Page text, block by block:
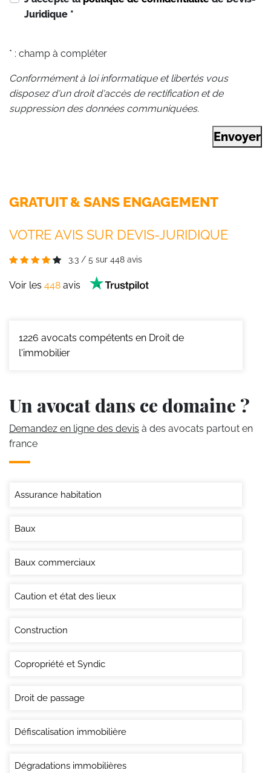
Juridique *
* : champ à compléter
Conformément à loi informatique et libertés vous
disposez d'un droit d'accès de rectification et de
suppression des données communiquées.
Envoyer
GRATUIT & SANS ENGAGEMENT
VOTRE AVIS SUR DEVIS-JURIDIQUE
3.3 / 5 sur 448 avis
Voir les 448 avis
1226 avocats compétents en Droit de
l'immobilier
Un avocat dans ce domaine ?
Demandez en ligne des devis à des avocats partout en
france
Assurance habitation
Baux
Baux commerciaux
Caution et état des lieux
Construction
Copropriété et Syndic
Droit de passage
Défiscalisation immobilière
Dégradations immobilières